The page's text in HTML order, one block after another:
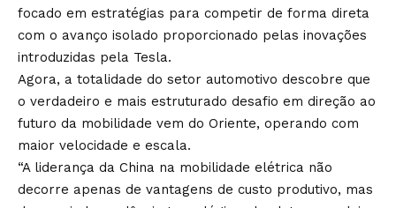
focado em estratégias para competir de forma direta
com o avanço isolado proporcionado pelas inovações
introduzidas pela Tesla.
Agora, a totalidade do setor automotivo descobre que
o verdadeiro e mais estruturado desafio em direção ao
futuro da mobilidade vem do Oriente, operando com
maior velocidade e escala.
“A liderança da China na mobilidade elétrica não
decorre apenas de vantagens de custo produtivo, mas